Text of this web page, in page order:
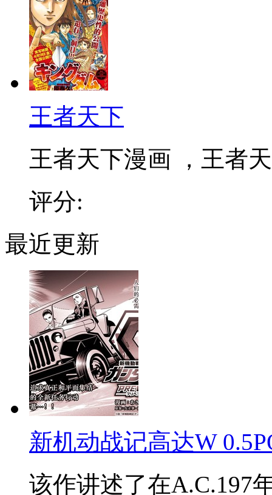
王者天下
王者天下漫画 ，王者
评分:
最近更新
新机动战记高达W
该作讲述了在A.C.197